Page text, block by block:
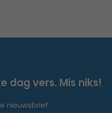
dag vers. Mis niks!
nieuwsbrief